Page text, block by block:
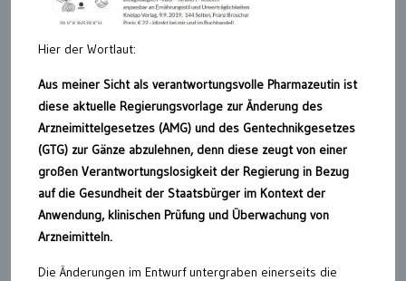
Hier der Wortlaut:
Aus meiner Sicht als verantwortungsvolle Pharmazeutin ist
diese aktuelle Regierungsvorlage zur Änderung des
Arzneimittelgesetzes (AMG) und des Gentechnikgesetzes
(GTG) zur Gänze abzulehnen, denn diese zeugt von einer
großen Verantwortungslosigkeit der Regierung in Bezug
auf die Gesundheit der Staatsbürger im Kontext der
Anwendung, klinischen Prüfung und Überwachung von
Arzneimitteln.
Die Änderungen im Entwurf untergraben einerseits die